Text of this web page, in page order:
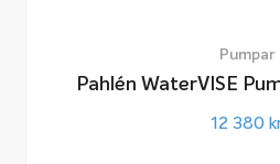
Pumpar
Pahlén WaterVISE
12 380